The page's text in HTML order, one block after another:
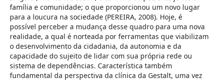
família e comunidade; o que proporcionou um novo lugar
para a loucura na sociedade (PEREIRA, 2008). Hoje, é
possível perceber a mudança desse quadro para uma nova
realidade, a qual é norteada por ferramentas que viabilizam
o desenvolvimento da cidadania, da autonomia e da
capacidade do sujeito de lidar com sua própria rede ou
sistema de dependências. Característica também
fundamental da perspectiva da clínica da Gestalt, uma vez